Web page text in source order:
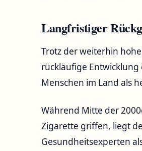
Langfristiger
Trotz der weiterhin
rückläufige
Menschen im Land als
Während Mitte der
Zigarette griffen, liegt
Gesundheitsexperten